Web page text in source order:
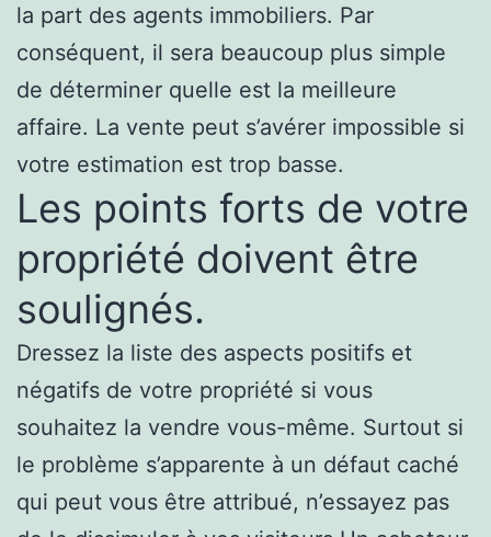
la part des agents immobiliers. Par
conséquent, il sera beaucoup plus simple
de déterminer quelle est la meilleure
affaire. La vente peut s’avérer impossible si
votre estimation est trop basse.
Les points forts de votre
propriété doivent être
soulignés.
Dressez la liste des aspects positifs et
négatifs de votre propriété si vous
souhaitez la vendre vous-même. Surtout si
le problème s’apparente à un défaut caché
qui peut vous être attribué, n’essayez pas